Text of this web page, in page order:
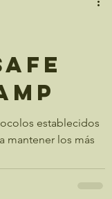
establecidos
mantener los más